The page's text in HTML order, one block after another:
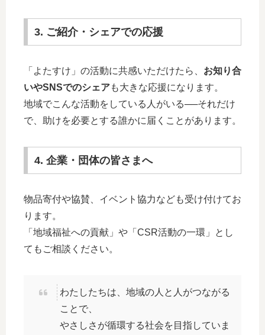
3. ご紹介・シェアでの応援
「よたすけ」の活動に共感いただけたら、 お知り合
いやSNSでのシェアも大きな応援になります。
地域でこんな活動をしている人がいる──それだけ
で、助けを必要とする誰かに届くことがあります。
4. 企業・団体の皆さまへ
物品寄付や協賛、イベント協力なども受け付けてお
ります。
「地域福祉への貢献」や「CSR活動の一環」とし
てもご相談ください。
わたしたちは、地域の人と人がつながる
ことで、
やさしさが循環する社会を目指していま